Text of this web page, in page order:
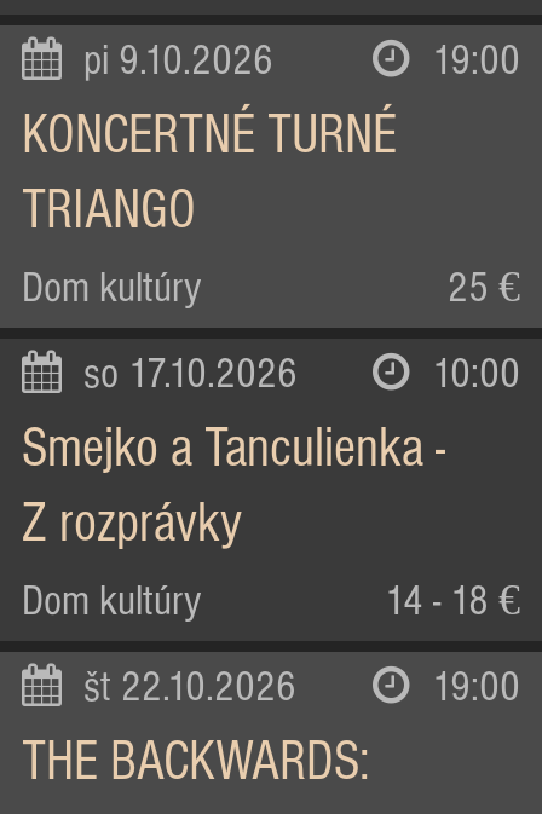
pi 9.10.2026 19:00
KONCERTNÉ TURNÉ
TRIANGO
Dom kultúry 25 €
so 17.10.2026 10:00
Smejko a Tanculienka -
Z rozprávky
Dom kultúry 14 - 18 €
št 22.10.2026 19:00
THE BACKWARDS: